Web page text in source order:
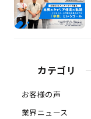
カテゴリ
お客様の声
業界ニュース